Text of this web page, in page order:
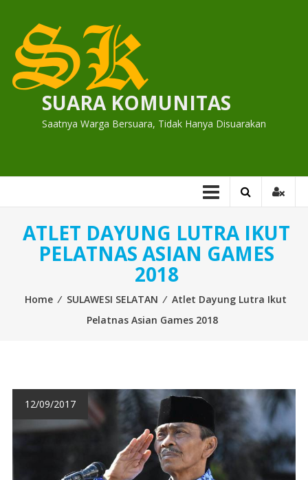
content
SUARA KOMUNITAS
Saatnya Warga Bersuara, Tidak Hanya Disuarakan
ATLET DAYUNG LUTRA IKUT
PELATNAS ASIAN GAMES
2018
Home ⁄ SULAWESI SELATAN ⁄ Atlet Dayung Lutra Ikut
Pelatnas Asian Games 2018
12/09/2017